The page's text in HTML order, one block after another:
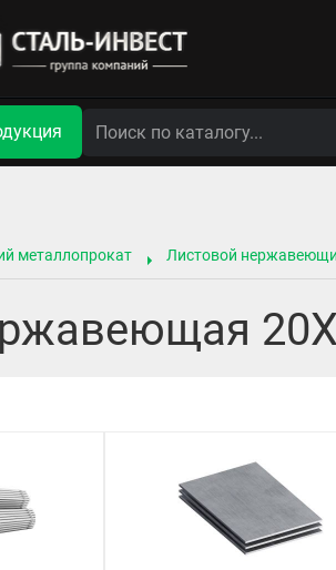
металлопрокат Листовой